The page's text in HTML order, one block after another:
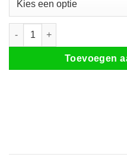
3-delige douchedeur matzwart
Toevoegen